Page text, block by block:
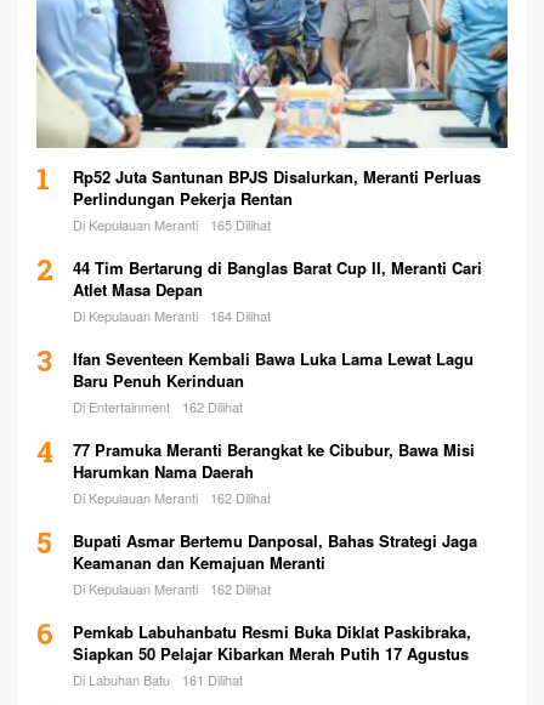
1
Rp52 Juta Santunan BPJS Disalurkan, Meranti Perluas
Perlindungan Pekerja Rentan
Di Kepulauan Meranti 165 Dilihat
2
44 Tim Bertarung di Banglas Barat Cup II, Meranti Cari
Atlet Masa Depan
Di Kepulauan Meranti 164 Dilihat
3
Ifan Seventeen Kembali Bawa Luka Lama Lewat Lagu
Baru Penuh Kerinduan
Di Entertainment 162 Dilihat
4
77 Pramuka Meranti Berangkat ke Cibubur, Bawa Misi
Harumkan Nama Daerah
Di Kepulauan Meranti 162 Dilihat
5
Bupati Asmar Bertemu Danposal, Bahas Strategi Jaga
Keamanan dan Kemajuan Meranti
Di Kepulauan Meranti 162 Dilihat
6
Pemkab Labuhanbatu Resmi Buka Diklat Paskibraka,
Siapkan 50 Pelajar Kibarkan Merah Putih 17 Agustus
Di Labuhan Batu 161 Dilihat